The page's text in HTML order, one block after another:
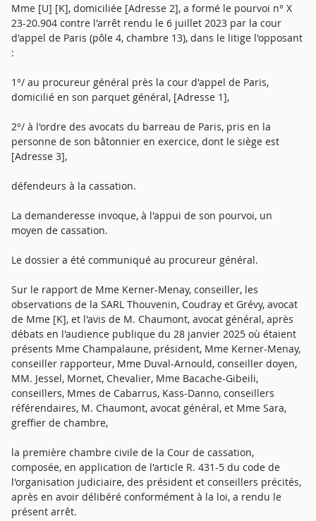
Mme [U] [K], domiciliée [Adresse 2], a formé le pourvoi n° X
23-20.904 contre l'arrêt rendu le 6 juillet 2023 par la cour
d'appel de Paris (pôle 4, chambre 13), dans le litige l'opposant
:
1°/ au procureur général près la cour d'appel de Paris,
domicilié en son parquet général, [Adresse 1],
2°/ à l'ordre des avocats du barreau de Paris, pris en la
personne de son bâtonnier en exercice, dont le siège est
[Adresse 3],
défendeurs à la cassation.
La demanderesse invoque, à l'appui de son pourvoi, un
moyen de cassation.
Le dossier a été communiqué au procureur général.
Sur le rapport de Mme Kerner-Menay, conseiller, les
observations de la SARL Thouvenin, Coudray et Grévy, avocat
de Mme [K], et l'avis de M. Chaumont, avocat général, après
débats en l'audience publique du 28 janvier 2025 où étaient
présents Mme Champalaune, président, Mme Kerner-Menay,
conseiller rapporteur, Mme Duval-Arnould, conseiller doyen,
MM. Jessel, Mornet, Chevalier, Mme Bacache-Gibeili,
conseillers, Mmes de Cabarrus, Kass-Danno, conseillers
référendaires, M. Chaumont, avocat général, et Mme Sara,
greffier de chambre,
la première chambre civile de la Cour de cassation,
composée, en application de l'article R. 431-5 du code de
l'organisation judiciaire, des président et conseillers précités,
après en avoir délibéré conformément à la loi, a rendu le
présent arrêt.